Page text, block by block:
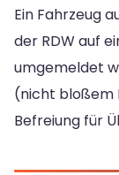
Ein Fahrzeug
der RDW auf
umgemeldet
(nicht bloßem
Befreiung für